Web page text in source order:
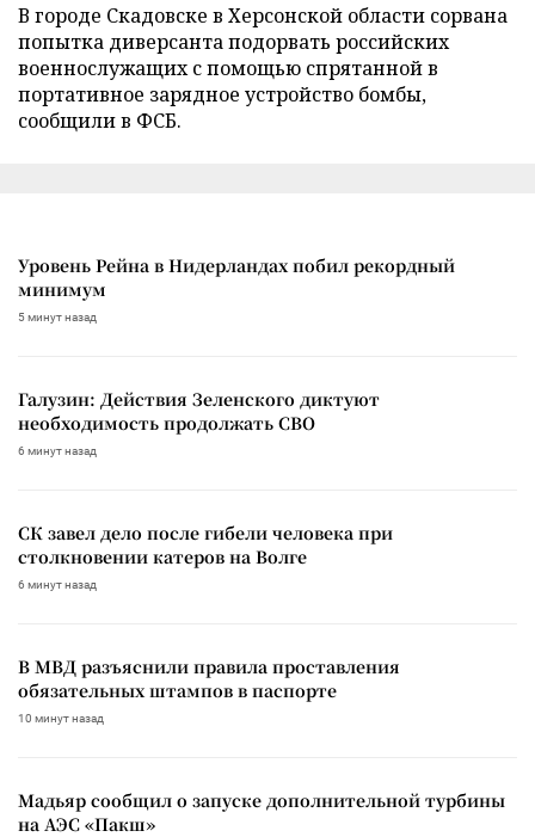
В городе Скадовске в Херсонской области сорвана
попытка диверсанта подорвать российских
военнослужащих с помощью спрятанной в
портативное зарядное устройство бомбы,
сообщили в ФСБ.
Уровень Рейна в Нидерландах побил рекордный
минимум
5 минут назад
Галузин: Действия Зеленского диктуют
необходимость продолжать СВО
6 минут назад
СК завел дело после гибели человека при
столкновении катеров на Волге
6 минут назад
В МВД разъяснили правила проставления
обязательных штампов в паспорте
10 минут назад
Мадьяр сообщил о запуске дополнительной турбины
на АЭС «Пакш»